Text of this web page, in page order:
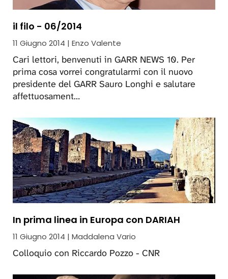
il filo - 06/2014
11 Giugno 2014 | Enzo Valente
Cari lettori, benvenuti in GARR NEWS 10. Per
prima cosa vorrei congratularmi con il nuovo
presidente del GARR Sauro Longhi e salutare
affettuosament…
In prima linea in Europa con DARIAH
11 Giugno 2014 | Maddalena Vario
Colloquio con Riccardo Pozzo - CNR